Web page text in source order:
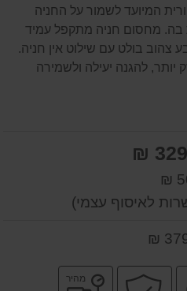
המיועד לשמור על החניה
בה. מחסום חניה מתקפל עמיד
צהוב בולט עם שילוט אין חניה.
להגנה יעילה ולשמירה
לאיסוף עצמי)
שירות
קניה מהיר